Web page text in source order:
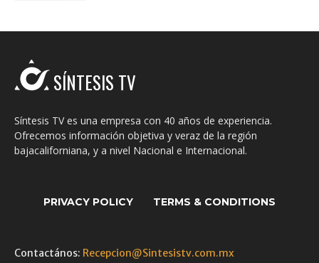
SÍNTESIS TV
Síntesis TV es una empresa con 40 años de experiencia.
Ofrecemos información objetiva y veraz de la región
bajacaliforniana, y a nivel Nacional e Internacional.
PRIVACY POLICY TERMS & CONDITIONS
Contactános: Recepcion@Sintesistv.com.mx